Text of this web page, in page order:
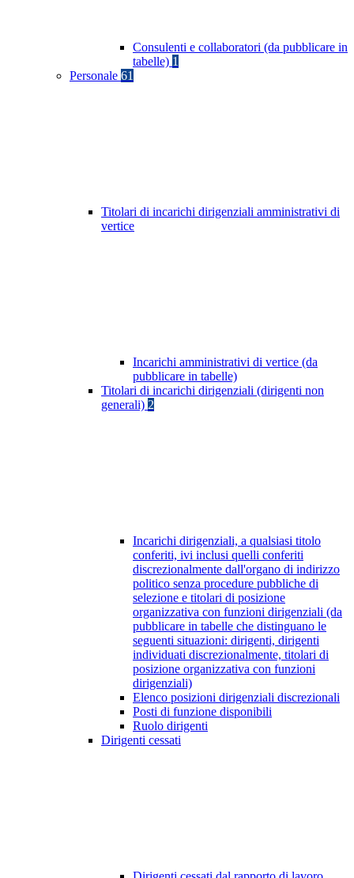
Consulenti e collaboratori (da pubblicare in
tabelle) 1
Personale 61
Titolari di incarichi dirigenziali amministrativi di
vertice
Incarichi amministrativi di vertice (da
pubblicare in tabelle)
Titolari di incarichi dirigenziali (dirigenti non
generali) 2
Incarichi dirigenziali, a qualsiasi titolo
conferiti, ivi inclusi quelli conferiti
discrezionalmente dall'organo di indirizzo
politico senza procedure pubbliche di
selezione e titolari di posizione
organizzativa con funzioni dirigenziali (da
pubblicare in tabelle che distinguano le
seguenti situazioni: dirigenti, dirigenti
individuati discrezionalmente, titolari di
posizione organizzativa con funzioni
dirigenziali)
Elenco posizioni dirigenziali discrezionali
Posti di funzione disponibili
Ruolo dirigenti
Dirigenti cessati